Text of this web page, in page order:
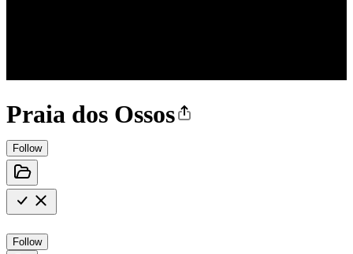
Praia dos Ossos
Follow
Follow